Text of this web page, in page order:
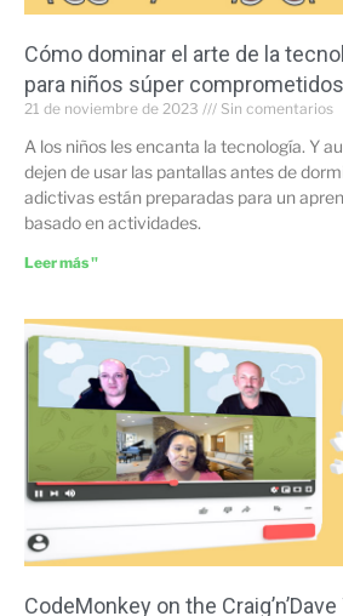
Cómo dominar el arte de la
para niños súper comprometidos
21 de noviembre de 2023 Sin comentarios
A los niños les encanta la tecnología. Y
dejen de usar las pantallas antes de
adictivas están preparadas para un
basado en actividades.
Leer más "
CodeMonkey on the